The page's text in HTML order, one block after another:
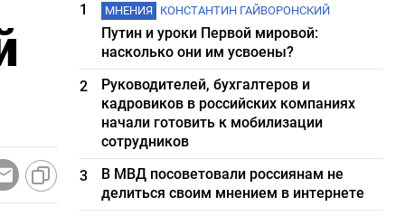
1 МНЕНИЯ КОНСТАНТИН ГАЙВОРОНСКИЙ
Путин и уроки Первой мировой:
насколько они им усвоены?
2
Руководителей, бухгалтеров и
кадровиков в российских компаниях
начали готовить к мобилизации
сотрудников
3
В МВД посоветовали россиянам не
делиться своим мнением в интернете